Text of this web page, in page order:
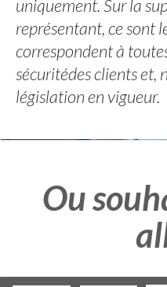
uniquement. Sur la
représentant, ce sont
correspondent à
sécuritédes clients et,
législation en vigueur.
Ou